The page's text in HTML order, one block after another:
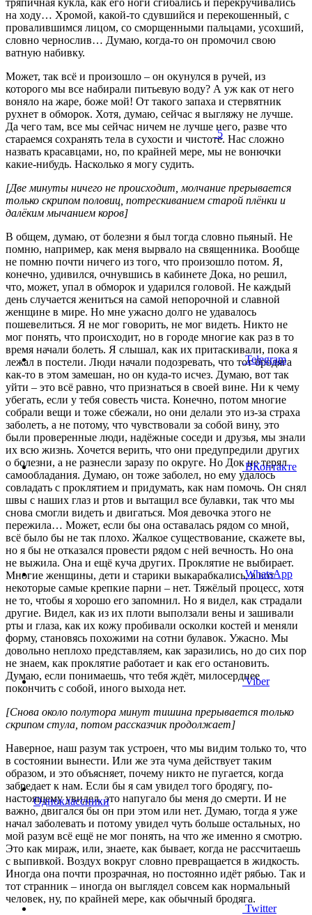
тряпичная кукла, как его ноги сгибались и перекручивались
на ходу… Хромой, какой-то сдувшийся и перекошенный, с
провалившимся лицом, со сморщенными пальцами, усохший,
словно чернослив… Думаю, когда-то он промочил свою
ватную набивку.
Может, так всё и произошло – он окунулся в ручей, из
которого мы все набирали питьевую воду? А уж как от него
воняло на жаре, боже мой! От такого запаха и стервятник
рухнет в обморок. Хотя, думаю, сейчас я выгляжу не лучше.
Да чего там, все мы сейчас ничем не лучше него, разве что
стараемся сохранять тела в сухости и чистоте. Нас сложно
назвать красавцами, но, по крайней мере, мы не вонючки
какие-нибудь. Насколько я могу судить.
[Две минуты ничего не происходит, молчание прерывается
только скрипом половиц, потрескиванием старой плёнки и
далёким мычанием коров]
В общем, думаю, от болезни я был тогда словно пьяный. Не
помню, например, как меня вырвало на священника. Вообще
не помню почти ничего из того, что произошло потом. Я,
конечно, удивился, очнувшись в кабинете Дока, но решил,
что, может, упал в обморок и ударился головой. Не каждый
день случается жениться на самой непорочной и славной
женщине в мире. Но мне ужасно долго не удавалось
пошевелиться. Я не мог говорить, не мог видеть. Никто не
мог понять, что происходит, но в городе многие как раз в то
время начали болеть. Я слышал, как их притаскивали, пока я
лежал в постели. Люди начали подозревать, что тот бродяга
как-то в этом замешан, но он куда-то исчез. Думаю, вот так
уйти – это всё равно, что признаться в своей вине. Ни к чему
убегать, если у тебя совесть чиста. Конечно, потом многие
собрали вещи и тоже сбежали, но они делали это из-за страха
заболеть, а не потому, что чувствовали за собой вину, это
были проверенные люди, надёжные соседи и друзья, мы знали
их всю жизнь. Хочется верить, что они предупредили других
о болезни, а не разнесли заразу по округе. Но Док не терял
самообладания. Думаю, он тоже заболел, но ему удалось
совладать с проклятием и придумать, как нам помочь. Он снял
швы с наших глаз и ртов и вытащил все булавки, так что мы
снова смогли видеть и двигаться. Моя девочка этого не
пережила… Может, если бы она оставалась рядом со мной,
всё было бы не так плохо. Жалкое существование, скажете вы,
но я бы не отказался провести рядом с ней вечность. Но она
не выжила. Она и ещё куча других. Проклятие не выбирает.
Многие женщины, дети и старики выкарабкались, а вот
некоторые самые крепкие парни – нет. Тяжёлый процесс, хотя
не то, чтобы я хорошо его запомнил. Но я видел, как страдали
другие. Видел, как из их плоти выползали вены и зашивали
рты и глаза, как их кожу пробивали осколки костей и меняли
форму, становясь похожими на сотни булавок. Ужасно. Мы
довольно неплохо представляем, как заразились, но до сих пор
не знаем, как проклятие работает и как его остановить.
Думаю, если понимаешь, что тебя ждёт, милосерднее
покончить с собой, иного выхода нет.
[Снова около полутора минут тишина прерывается только
скрипом стула, потом рассказчик продолжает]
Наверное, наш разум так устроен, что мы видим только то, что
в состоянии вынести. Или же эта чума действует таким
образом, и это объясняет, почему никто не пугается, когда
забредает к нам. Если бы я сам увидел того бродягу, по-
настоящему увидел, это напугало бы меня до смерти. И не
важно, двигался бы он при этом или нет. Думаю, тогда я уже
начал заболевать и потому увидел чуть больше остальных, но
мой разум всё ещё не мог понять, на что же именно я смотрю.
Это как мираж, или, знаете, как бывает, когда не рассчитаешь
с выпивкой. Воздух вокруг словно превращается в жидкость.
Иногда она почти прозрачная, но постоянно идёт рябью. Так и
тот странник – иногда он выглядел совсем как нормальный
человек, ну, по крайней мере, как обычный бродяга.
5
Telegram
ВКонтакте
WhatsApp
Viber
Одноклассники
Twitter